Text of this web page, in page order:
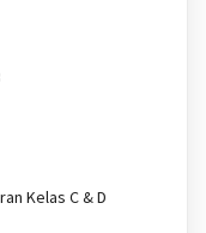
Kelas C & D